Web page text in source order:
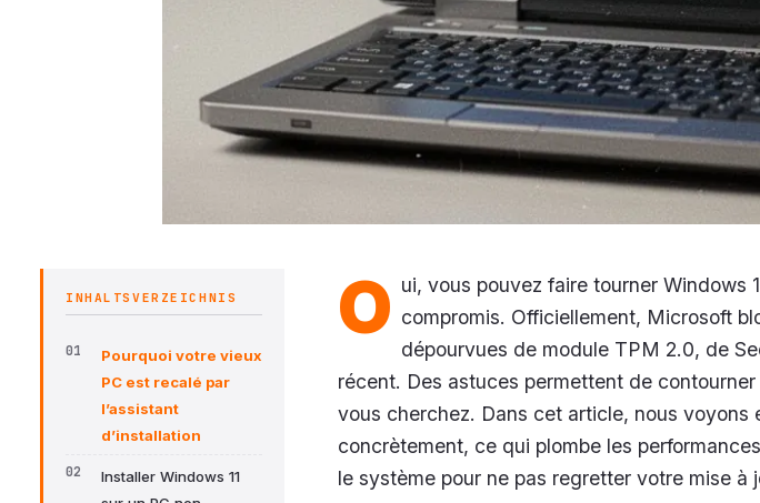
INHALTSVERZEICHNIS
Pourquoi votre vieux
PC est recalé par
l’assistant
d’installation
Installer Windows 11
O ui, vous pouvez faire tourner Windows
compromis. Officiellement, Microsoft
dépourvues de module TPM 2.0, de
récent. Des astuces permettent de
vous cherchez. Dans cet article, nous voyons
concrètement, ce qui plombe les
le système pour ne pas regretter votre mise à